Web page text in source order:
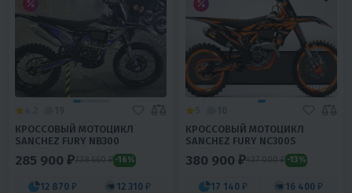
КРОССОВЫЙ МОТОЦИКЛ
SANCHEZ FURY NB300
285 900 ₽338 660 ₽ -16%
12 870 ₽ 12 310 ₽
КРОССОВЫЙ МОТОЦИКЛ
SANCHEZ FURY NC300S
380 900 ₽437 000 ₽ -13%
17 140 ₽ 16 400 ₽